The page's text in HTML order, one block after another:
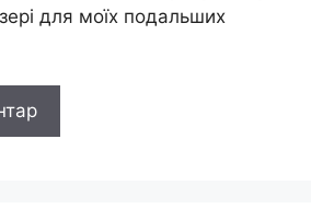
для моїх подальших